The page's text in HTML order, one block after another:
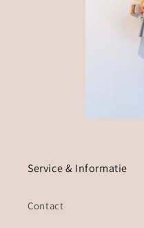
Service & Informatie
Contact